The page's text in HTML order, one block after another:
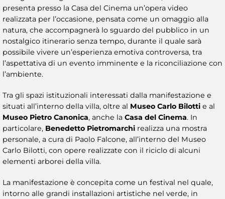
presenta presso la Casa del Cinema un’opera video
realizzata per l’occasione, pensata come un omaggio alla
natura, che accompagnerà lo sguardo del pubblico in un
nostalgico itinerario senza tempo, durante il quale sarà
possibile vivere un’esperienza emotiva controversa, tra
l’aspettativa di un evento imminente e la riconciliazione con
l’ambiente.
Tra gli spazi istituzionali interessati dalla manifestazione e
situati all’interno della villa, oltre al Museo Carlo Bilotti e al
Museo Pietro Canonica, anche la Casa del Cinema. In
particolare, Benedetto Pietromarchi realizza una mostra
personale, a cura di Paolo Falcone, all’interno del Museo
Carlo Bilotti, con opere realizzate con il riciclo di alcuni
elementi arborei della villa.
La manifestazione è concepita come un festival nel quale,
intorno alle grandi installazioni artistiche nel verde, in